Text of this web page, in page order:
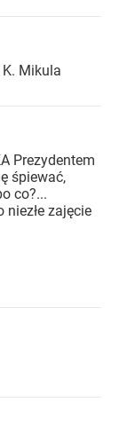
Mikula
Prezydentem
śpiewać,
co?...
niezłe zajęcie